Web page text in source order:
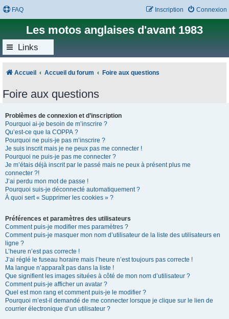
FAQ Connexion
Inscription
Les motos anglaises d'avant 1983
Links
Accueil Accueil du forum Foire aux questions
Foire aux questions
Problèmes de connexion et d’inscription
Pourquoi ai-je besoin de m’inscrire ?
Qu’est-ce que la COPPA ?
Pourquoi ne puis-je pas m’inscrire ?
Je suis inscrit mais je ne peux pas me connecter !
Pourquoi ne puis-je pas me connecter ?
Je m’étais déjà inscrit par le passé mais ne peux à présent plus me
connecter ?!
J’ai perdu mon mot de passe !
Pourquoi suis-je déconnecté automatiquement ?
À quoi sert « Supprimer les cookies » ?
Préférences et paramètres des utilisateurs
Comment puis-je modifier mes paramètres ?
Comment puis-je masquer mon nom d’utilisateur de la liste des utilisateurs en
ligne ?
L’heure n’est pas correcte !
J’ai réglé le fuseau horaire mais l’heure n’est toujours pas correcte !
Ma langue n’apparaît pas dans la liste !
Que signifient les images situées à côté de mon nom d’utilisateur ?
Comment puis-je afficher un avatar ?
Quel est mon rang et comment puis-je le modifier ?
Pourquoi m’est-il demandé de me connecter lorsque je clique sur le lien de
courrier électronique d’un utilisateur ?